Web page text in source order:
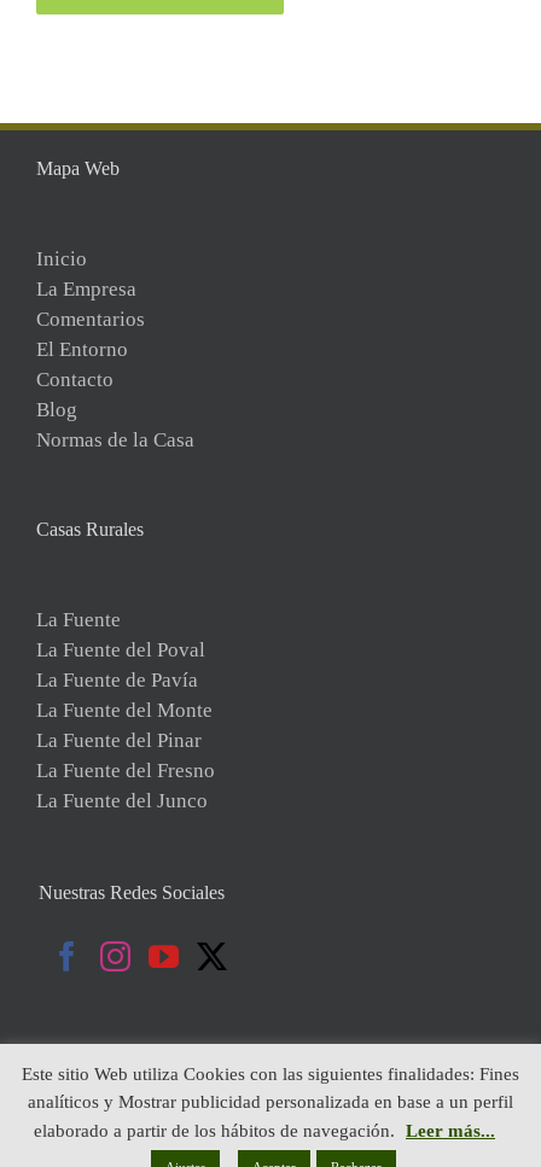
Mapa Web
Inicio
La Empresa
Comentarios
El Entorno
Contacto
Blog
Normas de la Casa
Casas Rurales
La Fuente
La Fuente del Poval
La Fuente de Pavía
La Fuente del Monte
La Fuente del Pinar
La Fuente del Fresno
La Fuente del Junco
Nuestras Redes Sociales
Copyright 2019 | Todos Los Derechos Reservados | Diseñado por:
Globales Internet |Política de Cookies| Aviso Legal |Política de
Este sitio Web utiliza Cookies con las siguientes finalidades: Fines
analíticos y Mostrar publicidad personalizada en base a un perfil
elaborado a partir de los hábitos de navegación.
Leer más...